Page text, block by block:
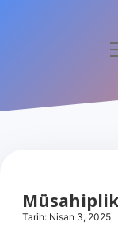
Müsahiplik
Tarih: Nisan 3, 2025